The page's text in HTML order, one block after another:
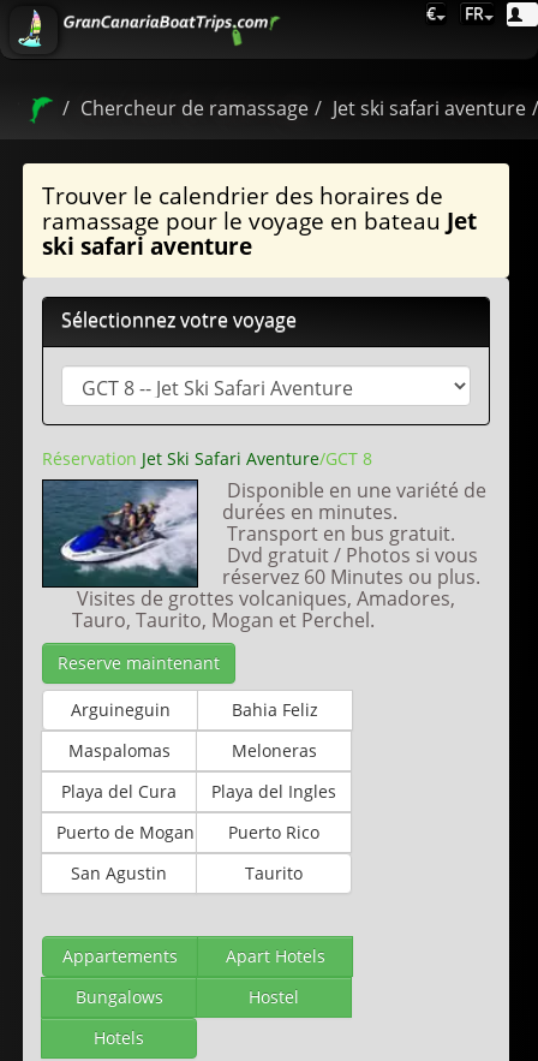
€ FR
Chercheur de ramassage Jet ski safari aventure
Trouver le calendrier des horaires de
ramassage pour le voyage en bateau Jet
ski safari aventure
Sélectionnez votre voyage
Réservation Jet Ski Safari Aventure/GCT 8
Disponible en une variété de
durées en minutes.
Transport en bus gratuit.
Dvd gratuit / Photos si vous
réservez 60 Minutes ou plus.
Visites de grottes volcaniques, Amadores,
Tauro, Taurito, Mogan et Perchel.
Reserve maintenant
Arguineguin
Bahia Feliz
Maspalomas
Meloneras
Playa del Cura
Playa del Ingles
Puerto de Mogan
Puerto Rico
San Agustin
Taurito
Appartements
Apart Hotels
Bungalows
Hostel
Hotels